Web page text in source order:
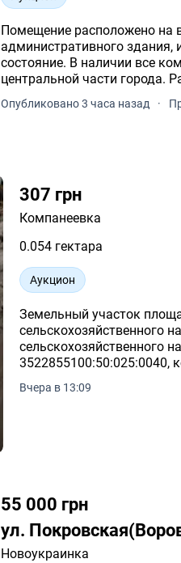
Помещение расположено на
административного здания,
состояние. В наличии все
центральной части города.
Опубликовано 3 часа назад ·
307 грн
Компанеевка
0.054 гектара
Аукцион
Земельный участок
сельскохозяйственного
сельскохозяйственного
3522855100:50:025:0040,
Вчера в 13:09
55 000 грн
ул.
Новоукраинка